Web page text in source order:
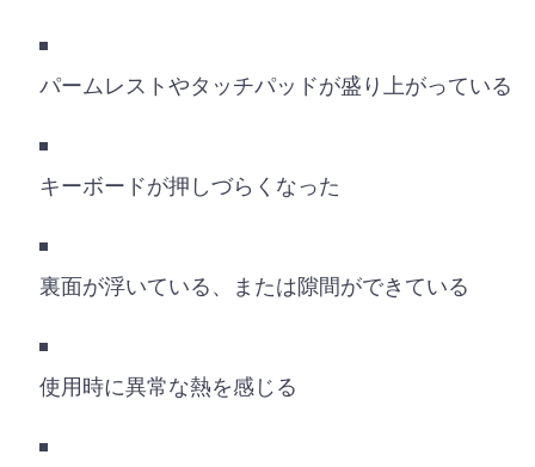
パームレストやタッチパッドが盛り上がっている
キーボードが押しづらくなった
裏面が浮いている、または隙間ができている
使用時に異常な熱を感じる